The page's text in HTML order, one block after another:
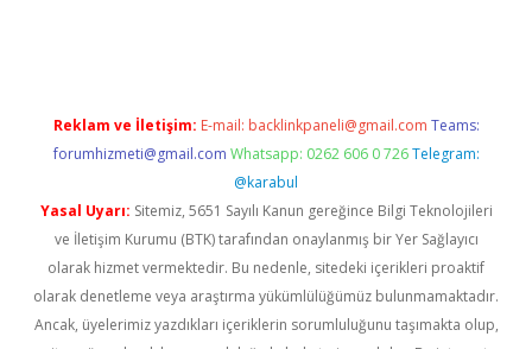
Reklam ve İletişim: E-mail: backlinkpaneli@gmail.com Teams:
forumhizmeti@gmail.com Whatsapp: 0262 606 0 726 Telegram:
@karabul
Yasal Uyarı: Sitemiz, 5651 Sayılı Kanun gereğince Bilgi Teknolojileri
ve İletişim Kurumu (BTK) tarafından onaylanmış bir Yer Sağlayıcı
olarak hizmet vermektedir. Bu nedenle, sitedeki içerikleri proaktif
olarak denetleme veya araştırma yükümlülüğümüz bulunmamaktadır.
Ancak, üyelerimiz yazdıkları içeriklerin sorumluluğunu taşımakta olup,